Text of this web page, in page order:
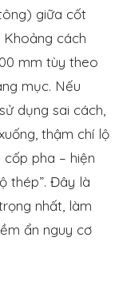
giữa cốt
cách
mm tùy theo
mục. Nếu
dụng sai cách,
thậm chí lộ
pha – hiện
thép”. Đây là
nhất, làm
ẩn nguy cơ